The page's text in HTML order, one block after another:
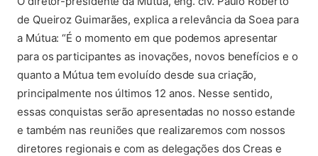
de Queiroz Guimarães, explica a relevância da Soea para
a Mútua: “É o momento em que podemos apresentar
para os participantes as inovações, novos benefícios e o
quanto a Mútua tem evoluído desde sua criação,
principalmente nos últimos 12 anos. Nesse sentido,
essas conquistas serão apresentadas no nosso estande
e também nas reuniões que realizaremos com nossos
diretores regionais e com as delegações dos Creas e